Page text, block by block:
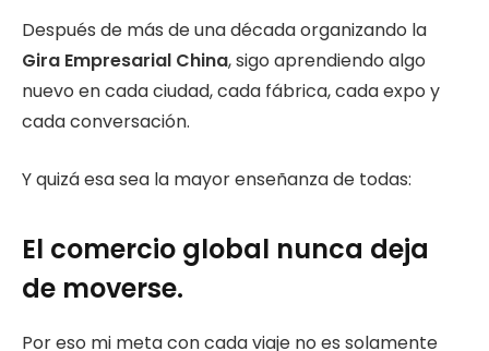
Después de más de una década organizando la
Gira Empresarial China, sigo aprendiendo algo
nuevo en cada ciudad, cada fábrica, cada expo y
cada conversación.
Y quizá esa sea la mayor enseñanza de todas:
El comercio global nunca deja
de moverse.
Por eso mi meta con cada viaje no es solamente